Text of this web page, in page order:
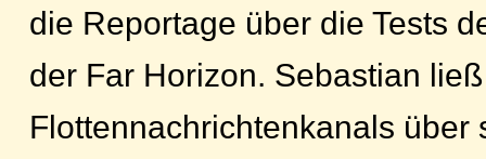
die Reportage über die Tests
der Far Horizon. Sebastian
Flottennachrichtenkanals über